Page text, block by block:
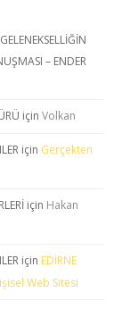
– ENDER
için Volkan
için Gerçekten
için Hakan
için EDİRNE
Web Sitesi